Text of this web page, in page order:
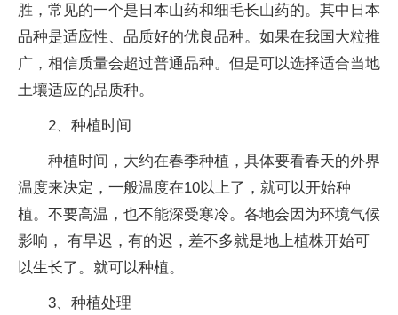
胜，常见的一个是日本山药和细毛长山药的。其中日本
品种是适应性、品质好的优良品种。如果在我国大粒推
广，相信质量会超过普通品种。但是可以选择适合当地
土壤适应的品质种。
2、种植时间
种植时间，大约在春季种植，具体要看春天的外界
温度来决定，一般温度在10以上了，就可以开始种
植。不要高温，也不能深受寒冷。各地会因为环境气候
影响， 有早迟，有的迟，差不多就是地上植株开始可
以生长了。就可以种植。
3、种植处理